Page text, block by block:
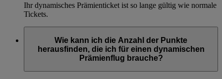
Ihr dynamisches Prämienticket ist so lange gültig wie normale
Tickets.
Wie kann ich die Anzahl der Punkte
herausfinden, die ich für einen dynamischen
Prämienflug brauche?